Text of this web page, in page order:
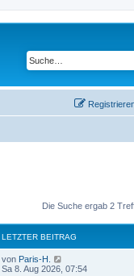
Die Suche ergab 2
LETZTER BEITRAG
von Paris-H.
Sa 8. Aug 2026, 07:54